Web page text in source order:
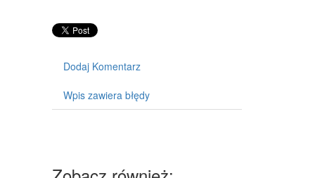
ART. SPOŻYWCZE
MATERIAŁY EKSPLOATACYJNE
Dodaj Komentarz
Wpis zawiera błędy